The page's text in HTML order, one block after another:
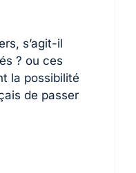
s’agit-il
? ou ces
la possibilité
de passer